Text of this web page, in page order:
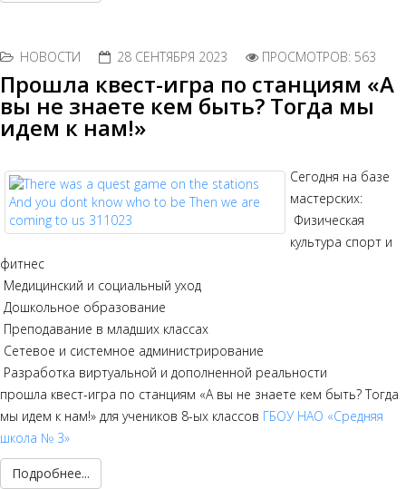
НОВОСТИ 28 СЕНТЯБРЯ 2023 ПРОСМОТРОВ: 563
Прошла квест-игра по станциям «А
вы не знаете кем быть? Тогда мы
идем к нам!»
Сегодня на базе
мастерских:
Физическая
культура спорт и
фитнес
Медицинский и социальный уход
Дошкольное образование
Преподавание в младших классах
Сетевое и системное администрирование
Разработка виртуальной и дополненной реальности
прошла квест-игра по станциям «А вы не знаете кем быть? Тогда
мы идем к нам!» для учеников 8-ых классов ГБОУ НАО «Средняя
школа № 3»
Подробнее...